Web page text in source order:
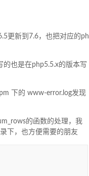
更新到7.6，也把对应的ph
的也是在php5.5.x的版本写
下的 www-error.log发现
的函数的处理，我
下，也方便需要的朋友